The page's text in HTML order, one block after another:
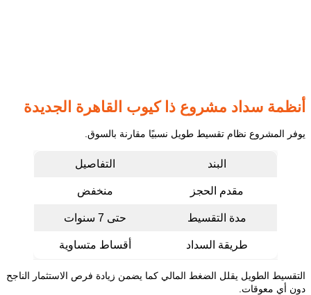
أنظمة سداد مشروع ذا كيوب القاهرة الجديدة
يوفر المشروع نظام تقسيط طويل نسبيًا مقارنة بالسوق.
البند التفاصيل
مقدم الحجز منخفض
مدة التقسيط حتى 7 سنوات
طريقة السداد أقساط متساوية
التقسيط الطويل يقلل الضغط المالي كما يضمن زيادة فرص الاستثمار الناجح
دون أي معوقات.